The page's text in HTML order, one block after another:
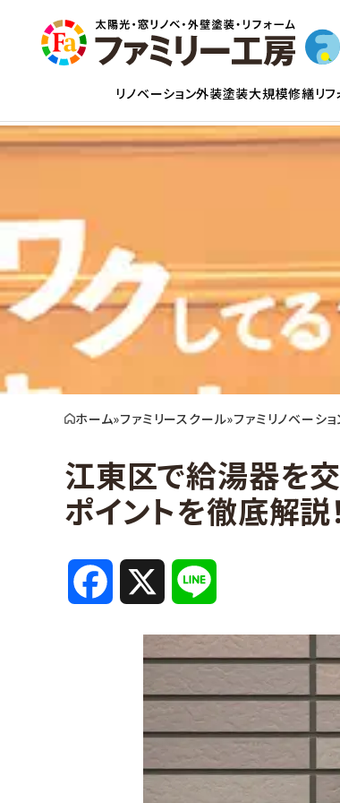
リノベーション外装塗装大規模修繕リ
ホーム»ファミリースクール»ファミリノベーショ
江東区で給湯器を
ポイントを徹底解説！
n